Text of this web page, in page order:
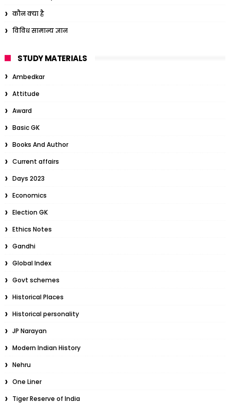
कौन क्या है
विविध सामान्य ज्ञान
STUDY MATERIALS
Ambedkar
Attitude
Award
Basic GK
Books And Author
Current affairs
Days 2023
Economics
Election GK
Ethics Notes
Gandhi
Global Index
Govt schemes
Historical Places
Historical personality
JP Narayan
Modern Indian History
Nehru
One Liner
Tiger Reserve of India